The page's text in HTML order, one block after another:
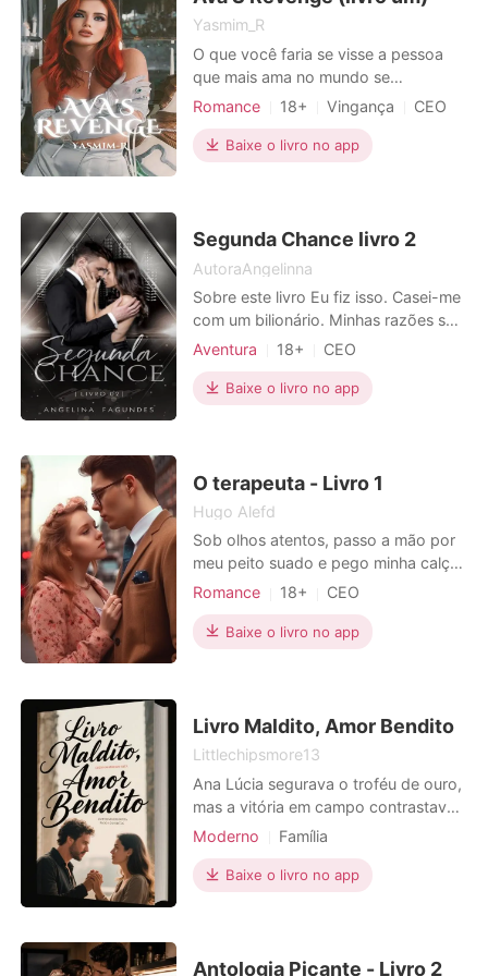
Yasmim_R
O que você faria se visse a pessoa
que mais ama no mundo se
destruindo e se arruinando por um
uma beleza fora dos padrões da
sociedade, linda, extremamente sexy
infância difícil ao ver o corpo da irmã
sem
Romance 18+ Vingança
CEO
Charmoso
Paixão / Erótica
Baixe o livro no app
Segunda Chance livro 2
AutoraAngelinna
Sobre este livro Eu fiz isso. Casei-me
com um bilionário. Minhas razões são
minhas, mas a última coisa que eu
propriedade. Eu posso ter tomado os
votos, mas eu ainda estou
mundo, mas eu não sou o tipo de g
Aventura 18+
CEO
Paixão / Erótica
Arrogante / Dominante
Baixe o livro no app
O terapeuta - Livro 1
Hugo Alefd
Sob olhos atentos, passo a mão por
meu peito suado e pego minha calça
no chão. Mantenho- me de costas
sentada, ofegante e provavelmente
dolorida entre as pernas. Visto a
em seu olhar. Essa é a parte
Romance 18+
CEO
Paixão / Erótica
Baixe o livro no app
Livro Maldito, Amor Bendito
Littlechipsmore13
Ana Lúcia segurava o troféu de ouro,
mas a vitória em campo contrastava
com o ar pesado de sua casa. Ali, sua
confrontavam. "Case-se comigo", ele
propôs, enquanto os pensamentos
futebol e "pr
Moderno
Família
Casamento arranjado
Heroína
1V1
Baixe o livro no app
Antologia Picante - Livro 2